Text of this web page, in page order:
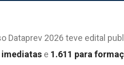
Dataprev 2026 teve edital
imediatas e 1.611 para